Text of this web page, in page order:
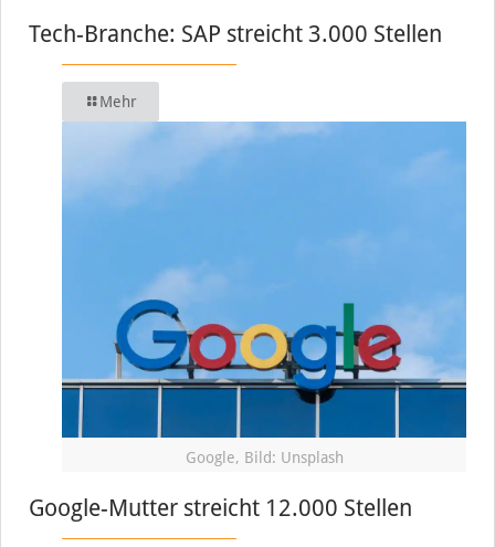
Tech-Branche: SAP streicht 3.000 Stellen
Mehr
Google, Bild: Unsplash
Google-Mutter streicht 12.000 Stellen